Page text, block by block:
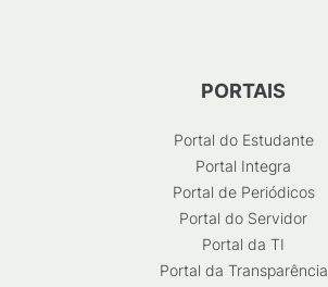
PORTAIS
Portal do Estudante
Portal Integra
Portal de Periódicos
Portal do Servidor
Portal da TI
Portal da Transparência